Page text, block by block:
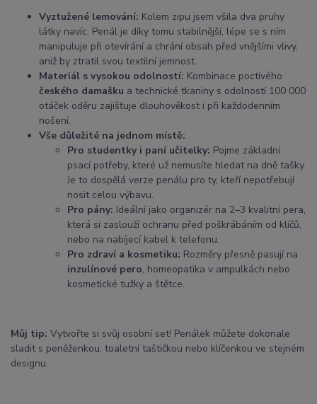
Vyztužené lemování: Kolem zipu jsem všila dva pruhy
látky navíc. Penál je díky tomu stabilnější, lépe se s ním
manipuluje při otevírání a chrání obsah před vnějšími vlivy,
aniž by ztratil svou textilní jemnost.
Materiál s vysokou odolností: Kombinace poctivého
českého damašku a technické tkaniny s odolností 100 000
otáček oděru zajišťuje dlouhověkost i při každodenním
nošení.
Vše důležité na jednom místě:
Pro studentky i paní učitelky: Pojme základní
psací potřeby, které už nemusíte hledat na dně tašky.
Je to dospělá verze penálu pro ty, kteří nepotřebují
nosit celou výbavu.
Pro pány: Ideální jako organizér na 2–3 kvalitní pera,
která si zaslouží ochranu před poškrábáním od klíčů,
nebo na nabíjecí kabel k telefonu.
Pro zdraví a kosmetiku: Rozměry přesně pasují na
inzulínové pero, homeopatika v ampulkách nebo
kosmetické tužky a štětce.
Můj tip: Vytvořte si svůj osobní set! Penálek můžete dokonale
sladit s peněženkou, toaletní taštičkou nebo klíčenkou ve stejném
designu.